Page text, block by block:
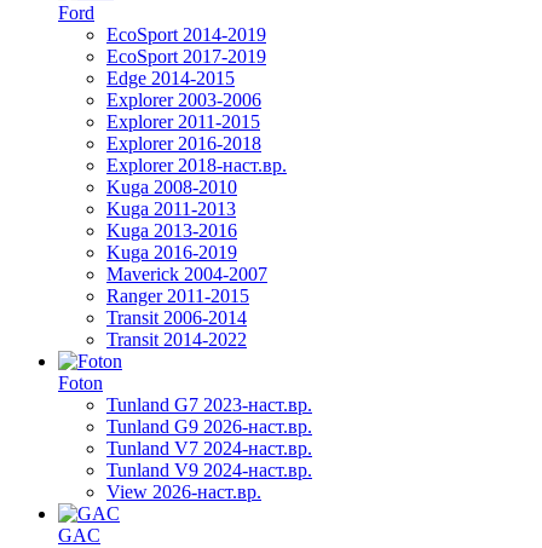
Ford
EcoSport 2014-2019
EcoSport 2017-2019
Edge 2014-2015
Explorer 2003-2006
Explorer 2011-2015
Explorer 2016-2018
Explorer 2018-наст.вр.
Kuga 2008-2010
Kuga 2011-2013
Kuga 2013-2016
Kuga 2016-2019
Maverick 2004-2007
Ranger 2011-2015
Transit 2006-2014
Transit 2014-2022
Foton
Tunland G7 2023-наст.вр.
Tunland G9 2026-наст.вр.
Tunland V7 2024-наст.вр.
Tunland V9 2024-наст.вр.
View 2026-наст.вр.
GAC